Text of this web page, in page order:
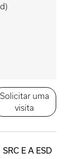
Solicitar uma
visita
SRC E A ESD